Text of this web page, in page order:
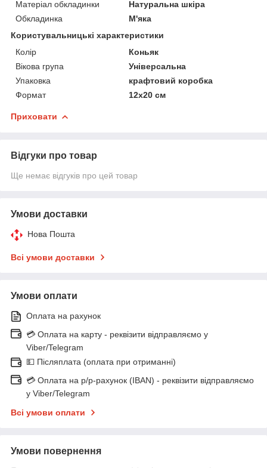
Матеріал обкладинки
Натуральна шкіра
Обкладинка
М'яка
Користувальницькі характеристики
Колір
Коньяк
Вікова група
Універсальна
Упаковка
крафтовий коробка
Формат
12х20 см
Приховати
Відгуки про товар
Ще немає відгуків про цей товар
Умови доставки
Нова Пошта
Всі умови доставки
Умови оплати
Оплата на рахунок
💳 Оплата на карту - реквізити відправляємо у
Viber/Telegram
💵 Післяплата (оплата при отриманні)
💳 Оплата на р/р-рахунок (IBAN) - реквізити відправляємо
у Viber/Telegram
Всі умови оплати
Умови повернення